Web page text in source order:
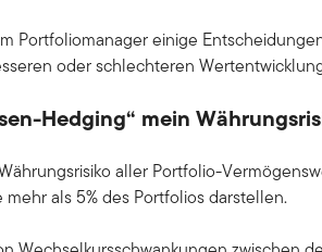
Portfoliomanager einige
oder schlechteren
Hedging“ mein
aller Portfolio-
als 5% des Portfolios darstellen.